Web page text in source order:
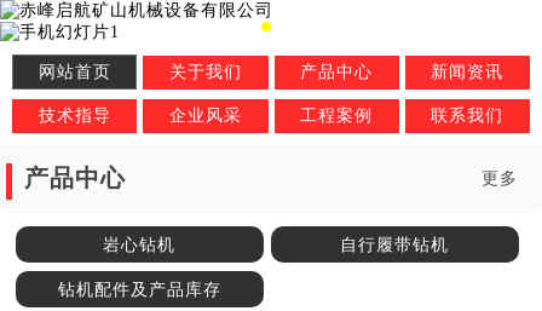
网站首页 关于我们 产品中心 新闻资讯
技术指导 企业风采 工程案例 联系我们
产品中心 更多
岩心钻机 自行履带钻机
钻机配件及产品库存